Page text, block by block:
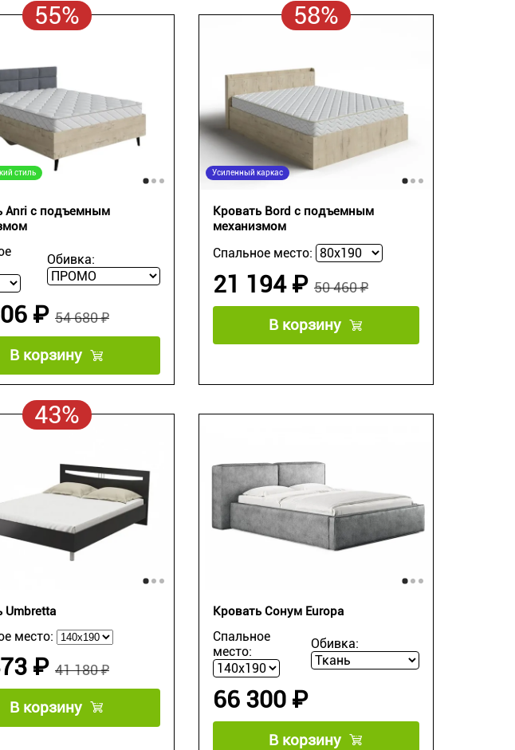
55%
стиль
Anri с подъемным
Обивка:
54 680 ₽
₽
В корзину
58%
Усиленный каркас
Кровать Bord с подъемным
механизмом
Спальное место:
50 460 ₽
21 194 ₽
В корзину
43%
Umbretta
место:
41 180 ₽
₽
В корзину
Кровать Сонум Europa
Спальное
место:
Обивка:
66 300 ₽
В корзину